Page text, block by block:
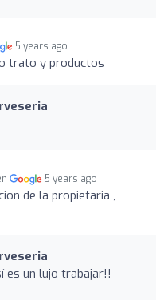
5 years ago
trato y productos
5 years ago
de la propietaria ,
es un lujo trabajar!!